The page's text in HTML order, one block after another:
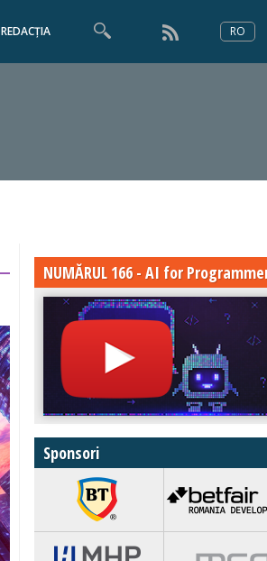
REDACȚIA RO
NUMĂRUL 166 - AI for
Sponsori